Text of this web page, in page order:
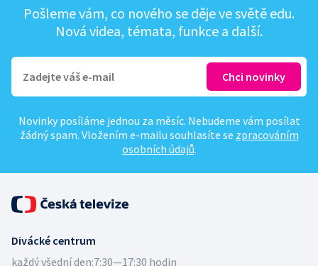
Pošleme vám, co nového se děje ve světě edu.
Nová videa, témata, funkce a další.
Novinky posíláme jednou za měsíc. Nebudeme vám posílat
žádný spam. Vložením e-mailu souhlasíte se zpracováním
osobních údajů.